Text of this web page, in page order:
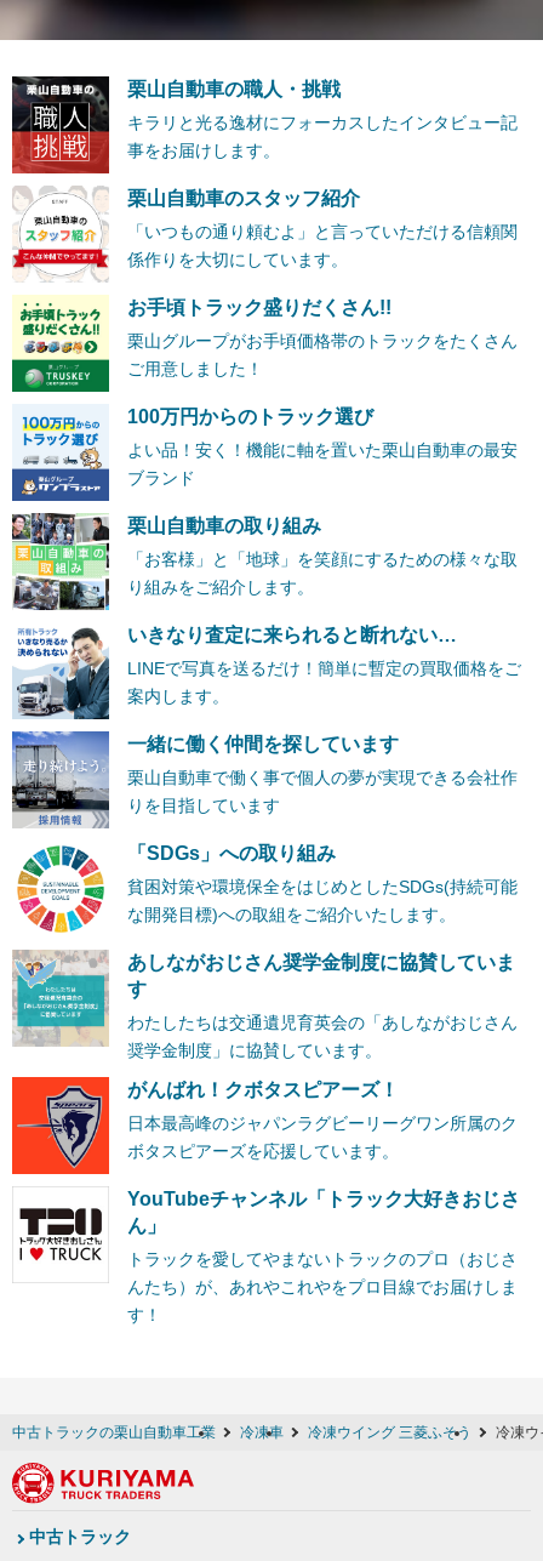
栗山自動車の職人・挑戦
キラリと光る逸材にフォーカスしたインタビュー記
事をお届けします。
栗山自動車のスタッフ紹介
「いつもの通り頼むよ」と言っていただける信頼関
係作りを大切にしています。
お手頃トラック盛りだくさん!!
栗山グループがお手頃価格帯のトラックをたくさん
ご用意しました！
100万円からのトラック選び
よい品！安く！機能に軸を置いた栗山自動車の最安
ブランド
栗山自動車の取り組み
「お客様」と「地球」を笑顔にするための様々な取
り組みをご紹介します。
いきなり査定に来られると断れない…
LINEで写真を送るだけ！簡単に暫定の買取価格をご
案内します。
一緒に働く仲間を探しています
栗山自動車で働く事で個人の夢が実現できる会社作
りを目指しています
「SDGs」への取り組み
貧困対策や環境保全をはじめとしたSDGs(持続可能
な開発目標)への取組をご紹介いたします。
あしながおじさん奨学金制度に協賛していま
す
わたしたちは交通遺児育英会の「あしながおじさん
奨学金制度」に協賛しています。
がんばれ！クボタスピアーズ！
日本最高峰のジャパンラグビーリーグワン所属のク
ボタスピアーズを応援しています。
YouTubeチャンネル「トラック大好きおじさ
ん」
トラックを愛してやまないトラックのプロ（おじさ
んたち）が、あれやこれやをプロ目線でお届けしま
す！
中古トラックの栗山自動車工業 冷凍車 冷凍ウイング 三菱ふそう 冷凍ウ
中古トラック